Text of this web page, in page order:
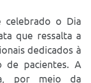
celebrado o Dia
que ressalta a
dedicados à
de pacientes. A
por meio da